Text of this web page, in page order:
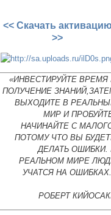
<< Скачать
>>
«ИНВЕСТИРУЙТЕ ВРЕМЯ
ПОЛУЧЕНИЕ
ВЫХОДИТЕ В
МИР И
НАЧИНАЙТЕ С
ПОТОМУ ЧТО ВЫ
ДЕЛАТЬ ОШИБКИ.
РЕАЛЬНОМ МИРЕ
УЧАТСЯ НА
РОБЕРТ